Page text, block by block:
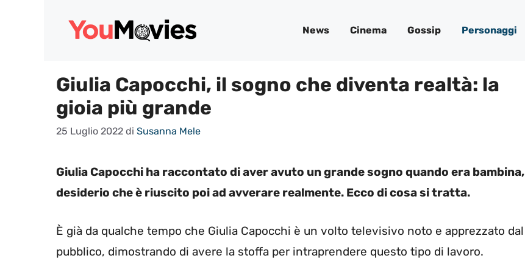
News Cinema Gossip Personaggi
Giulia Capocchi, il sogno che diventa realtà: la
gioia più grande
25 Luglio 2022 di Susanna Mele
Giulia Capocchi ha raccontato di aver avuto un grande sogno quando era bambina,
desiderio che è riuscito poi ad avverare realmente. Ecco di cosa si tratta.
È già da qualche tempo che Giulia Capocchi è un volto televisivo noto e apprezzato dal
pubblico, dimostrando di avere la stoffa per intraprendere questo tipo di lavoro.